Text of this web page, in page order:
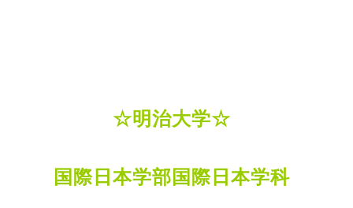
☆明治大学☆
国際日本学部国際日本学科